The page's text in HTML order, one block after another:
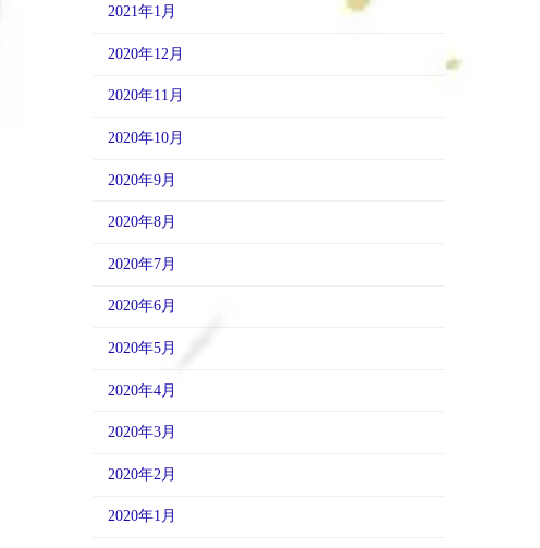
2021年1月
2020年12月
2020年11月
2020年10月
2020年9月
2020年8月
2020年7月
2020年6月
2020年5月
2020年4月
2020年3月
2020年2月
2020年1月